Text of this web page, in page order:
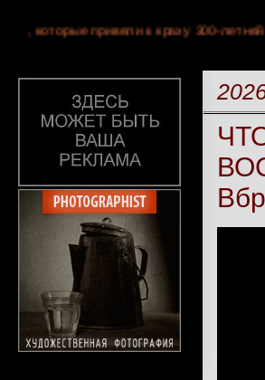
которые привели к краху 300-